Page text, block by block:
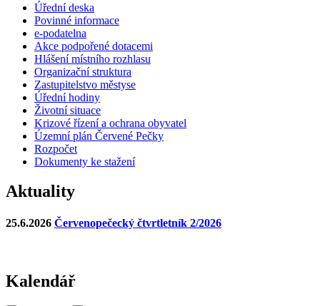
Úřední deska
Povinné informace
e-podatelna
Akce podpořené dotacemi
Hlášení místního rozhlasu
Organizační struktura
Zastupitelstvo městyse
Úřední hodiny
Životní situace
Krizové řízení a ochrana obyvatel
Územní plán Červené Pečky
Rozpočet
Dokumenty ke stažení
Aktuality
25.6.2026 Červenopečecký čtvrtletník 2/2026
Kalendář